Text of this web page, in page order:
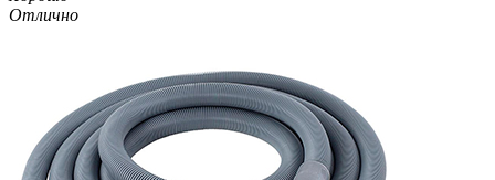
Отлично